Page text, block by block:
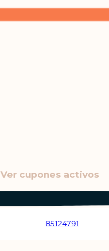
Ver cupones activos
85124791